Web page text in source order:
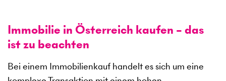
Immobilie in Österreich kaufen – das
ist zu beachten
Bei einem Immobilienkauf handelt es sich um eine